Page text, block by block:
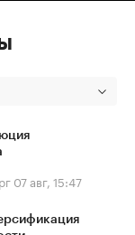
07 авг, 15:47